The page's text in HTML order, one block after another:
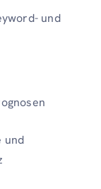
und
und